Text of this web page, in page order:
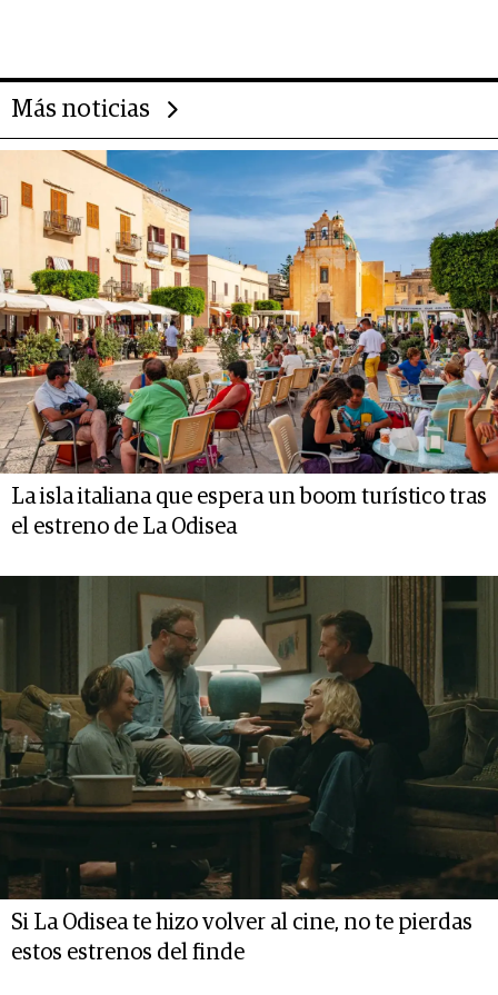
Más noticias
La isla italiana que espera un boom turístico tras
el estreno de La Odisea
Si La Odisea te hizo volver al cine, no te pierdas
estos estrenos del finde